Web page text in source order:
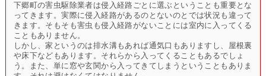
下郷町の害虫駆除業者は侵入経路ごとに選ぶということも重要とな
ってきます。実際に侵入経路があるのとないのとでは状況も違って
きます。そもそも害虫も侵入経路がないことには室内に入ってくる
こともありません。
しかし、家というのは排水溝もあれば通気口もありますし、屋根裏
や床下などもあります。それらから入ってくることもあるでしょ
う。また、単に窓や玄関から入ってきてしまうということもありま